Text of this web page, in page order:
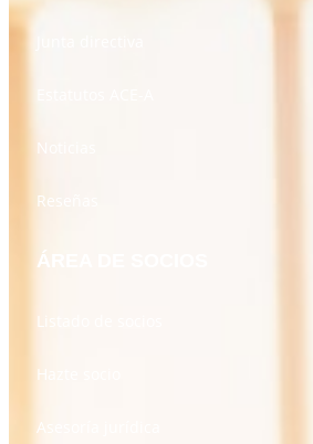
Noticias
Reseñas
ÁREA DE SOCIOS
Hazte socio
Asesoría jurídica